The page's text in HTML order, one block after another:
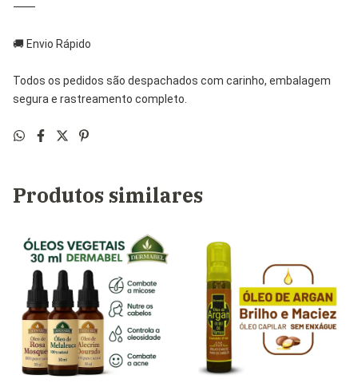
⸻
🚚 Envio Rápido
Todos os pedidos são despachados com carinho, embalagem
segura e rastreamento completo.
Produtos similares